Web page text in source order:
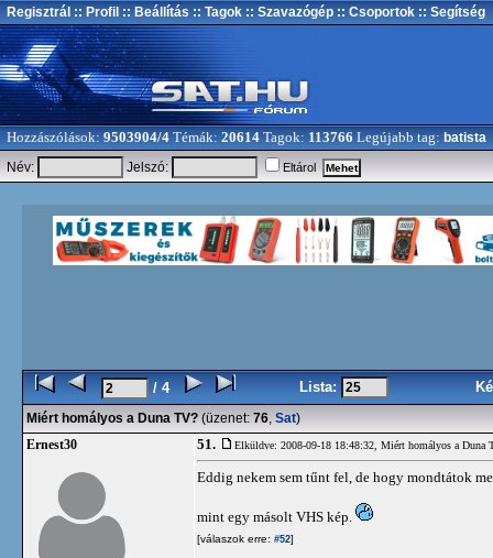
Regisztrál :: Profil :: Beállítás :: Tagok :: Szavazógép :: Csoportok :: Segítség
Hozzászólások: 9503904/4 Témák: 20614 Tagok: 113766 Legújabb tag: batista
Név:
Jelszó: Eltárol
/ 4 Lista:
Miért homályos a Duna TV? (üzenet: 76, Sat)
Ernest30 51. Elküldve: 2008-09-18 18:48:32, Miért homályos a Duna
Eddig nekem sem tűnt fel, de hogy mondtátok
mint egy másolt VHS kép.
[válaszok erre: #52]